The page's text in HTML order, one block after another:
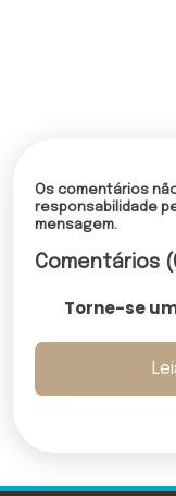
Os comentários
responsabilidade
mensagem.
Comentários
Torne-se